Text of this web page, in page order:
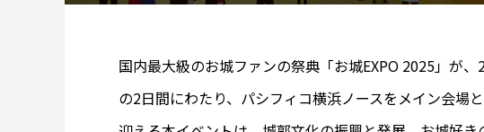
国内最大級のお城ファンの祭典「お城EXPO 2025」が、
の2日間にわたり、パシフィコ横浜ノースをメイン会場